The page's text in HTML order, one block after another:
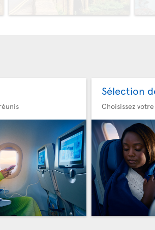
Sélection
Choisissez